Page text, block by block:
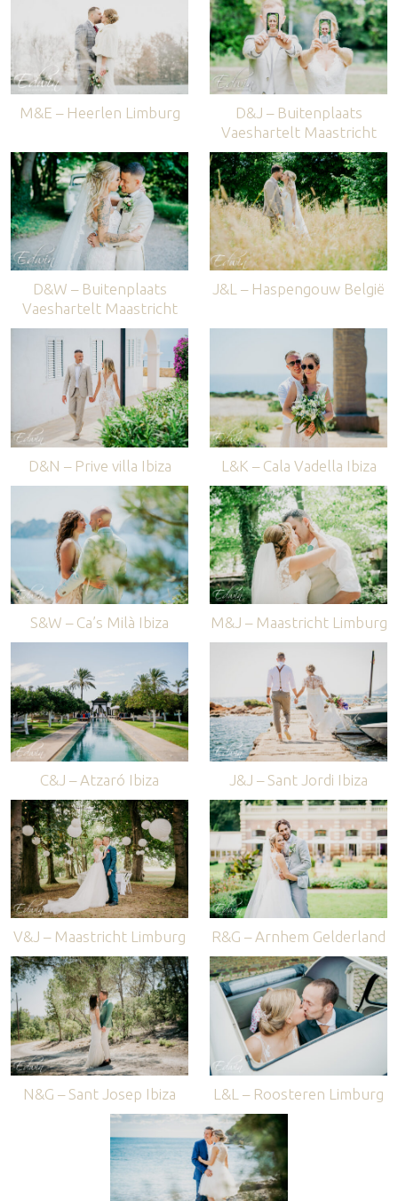
M&E – Heerlen Limburg
D&J – Buitenplaats
Vaeshartelt Maastricht
D&W – Buitenplaats
Vaeshartelt Maastricht
J&L – Haspengouw België
D&N – Prive villa Ibiza L&K – Cala Vadella Ibiza
S&W – Ca’s Milà Ibiza M&J – Maastricht Limburg
C&J – Atzaró Ibiza J&J – Sant Jordi Ibiza
V&J – Maastricht Limburg R&G – Arnhem Gelderland
N&G – Sant Josep Ibiza L&L – Roosteren Limburg